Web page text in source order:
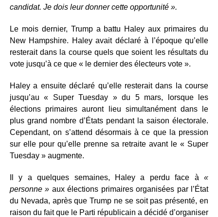
candidat. Je dois leur donner cette opportunité ».
Le mois dernier, Trump a battu Haley aux primaires du
New Hampshire. Haley avait déclaré à l’époque qu’elle
resterait dans la course quels que soient les résultats du
vote jusqu’à ce que « le dernier des électeurs vote ».
Haley a ensuite déclaré qu’elle resterait dans la course
jusqu’au « Super Tuesday » du 5 mars, lorsque les
élections primaires auront lieu simultanément dans le
plus grand nombre d’États pendant la saison électorale.
Cependant, on s’attend désormais à ce que la pression
sur elle pour qu’elle prenne sa retraite avant le « Super
Tuesday » augmente.
Il y a quelques semaines, Haley a perdu face à «
personne » aux élections primaires organisées par l’État
du Nevada, après que Trump ne se soit pas présenté, en
raison du fait que le Parti républicain a décidé d’organiser